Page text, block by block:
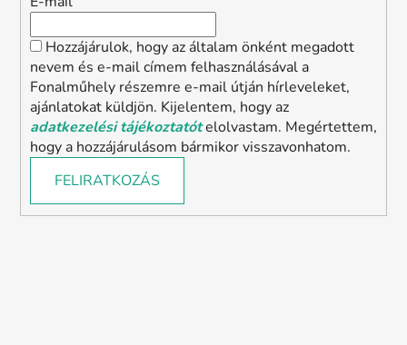
Hozzájárulok, hogy az általam önként megadott
nevem és e-mail címem felhasználásával a
Fonalműhely részemre e-mail útján hírleveleket,
ajánlatokat küldjön. Kijelentem, hogy az
adatkezelési tájékoztatótelolvastam. Megértettem,
hogy a hozzájárulásom bármikor visszavonhatom.
FELIRATKOZÁS